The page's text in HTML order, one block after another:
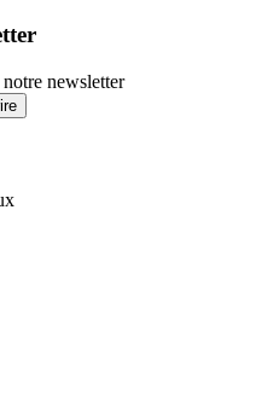
newsletter